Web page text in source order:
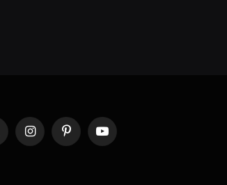
InstagramPinterestYouTube